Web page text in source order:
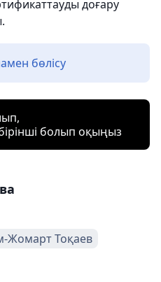
доғару
бөлісу
болып оқыңыз
Жомарт Тоқаев